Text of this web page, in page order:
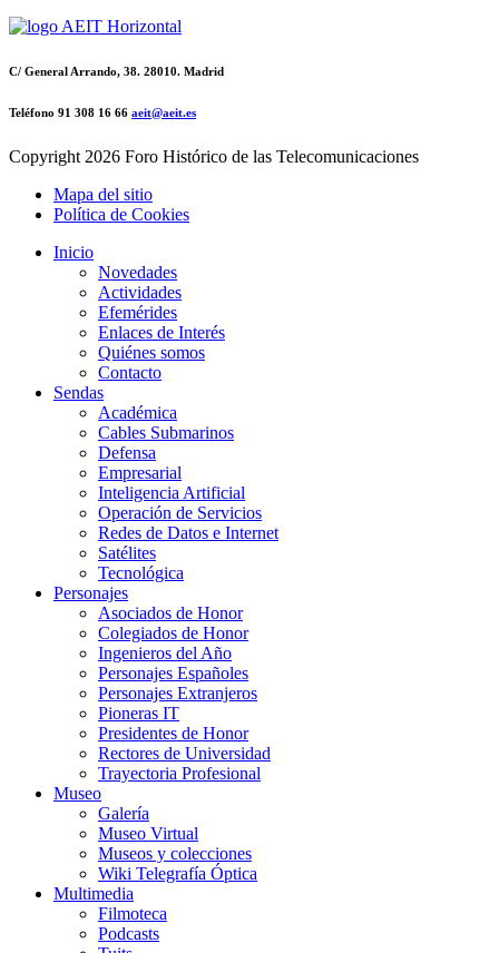
C/ General Arrando, 38. 28010. Madrid
Teléfono 91 308 16 66 aeit@aeit.es
Copyright 2026 Foro Histórico de las Telecomunicaciones
Mapa del sitio
Política de Cookies
Inicio
Novedades
Actividades
Efemérides
Enlaces de Interés
Quiénes somos
Contacto
Sendas
Académica
Cables Submarinos
Defensa
Empresarial
Inteligencia Artificial
Operación de Servicios
Redes de Datos e Internet
Satélites
Tecnológica
Personajes
Asociados de Honor
Colegiados de Honor
Ingenieros del Año
Personajes Españoles
Personajes Extranjeros
Pioneras IT
Presidentes de Honor
Rectores de Universidad
Trayectoria Profesional
Museo
Galería
Museo Virtual
Museos y colecciones
Wiki Telegrafía Óptica
Multimedia
Filmoteca
Podcasts